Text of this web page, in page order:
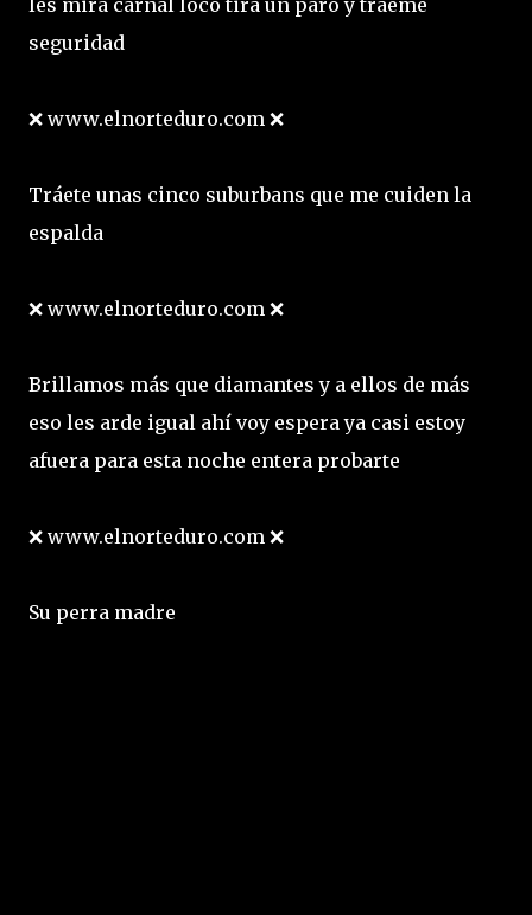
les mira carnal loco tira un paro y traeme
seguridad
❌ www.elnorteduro.com ❌
Tráete unas cinco suburbans que me cuiden la
espalda
❌ www.elnorteduro.com ❌
Brillamos más que diamantes y a ellos de más
eso les arde igual ahí voy espera ya casi estoy
afuera para esta noche entera probarte
❌ www.elnorteduro.com ❌
Su perra madre